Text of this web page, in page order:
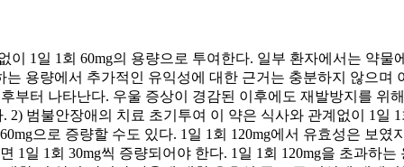
1일 1회 60mg의 용량으로 투여한다. 일부 환자에서는 약
는 용량에서 추가적인 유익성에 대한 근거는 충분하지 않으
부터 나타난다. 우울 증상이 경감된 이후에도 재발방지를 위
범불안장애의 치료 초기투여 이 약은 식사와 관계없이 1일
으로 증량할 수도 있다. 1일 1회 120mg에서 유효성은 보
1일 1회 30mg씩 증량되어야 한다. 1일 1회 120mg을 초과하